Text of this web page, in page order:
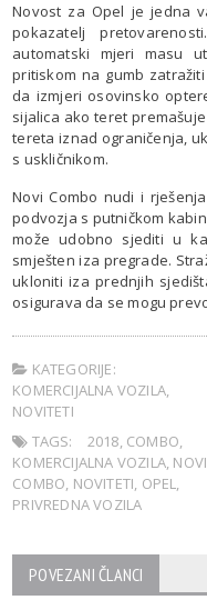
Novost za Opel je jedna
pokazatelj
automatski mjeri masu
pritiskom na gumb
da izmjeri osovinsko
sijalica ako teret
tereta iznad ograničenja,
s uskličnikom.
Novi Combo nudi i
podvozja s putničkom
može udobno sjediti u
smješten iza pregrade.
ukloniti iza prednjih
osigurava da se mogu
KATEGORIJE:
KOMERCIJALNA VOZILA,
NOVITETI
TAGS:
2018, COMBO,
KOMERCIJALNA VOZILA, NOVI
COMBO, NOVITETI, OPEL,
PRIVREDNA VOZILA
POVEZANI ČLANCI